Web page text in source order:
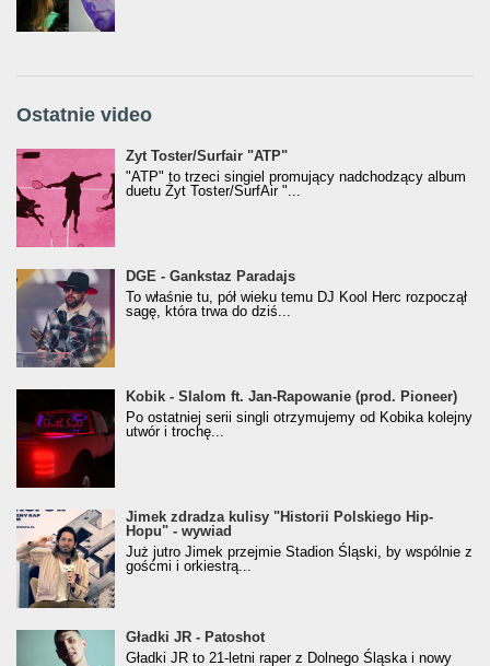
Ostatnie video
Żyt Toster/SurfAir - ATP VIDEO
Żyt Toster/Surfair "ATP"
"ATP" to trzeci singiel promujący nadchodzący album
duetu Żyt Toster/SurfAir "...
donGURALesko z nagrodą za
Klasyczny/Trueschoolowy Album Roku
(Popkillery 2023)
DGE - Gankstaz Paradajs
To właśnie tu, pół wieku temu DJ Kool Herc rozpoczął
sagę, która trwa do dziś...
Kobik - Slalom ft. Jan-Rapowanie (prod. Pioneer)
[Official Music Visualiser]
Kobik - Slalom ft. Jan-Rapowanie (prod. Pioneer)
Po ostatniej serii singli otrzymujemy od Kobika kolejny
utwór i trochę...
Jimek zdradza kulisy "Historii Polskiego Hip-
Hopu" - wywiad
Jimek zdradza kulisy "Historii Polskiego Hip-
Hopu" - wywiad
Już jutro Jimek przejmie Stadion Śląski, by wspólnie z
gośćmi i orkiestrą...
Gładki JR - Patoshot
Gładki JR - Patoshot
Gładki JR to 21-letni raper z Dolnego Śląska i nowy